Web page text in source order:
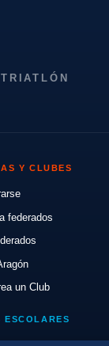
Y CLUBES
federados
un Club
ESCOLARES